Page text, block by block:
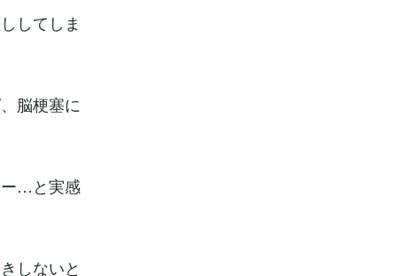
してしま
脳梗塞に
ー…と実感
しないと